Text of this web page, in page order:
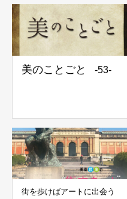
美のことごと -53-
街を歩けばアートに出会う